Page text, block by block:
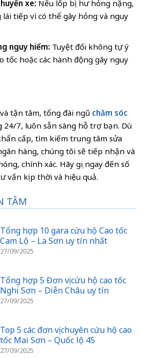
xe: Nếu lốp bị hư hỏng nặng,
tiếp vì có thể gây hỏng và nguy
nguy hiểm: Tuyệt đối không tự ý
tốc hoặc các hành động gây nguy
tận tâm, tổng đài ngũ chăm sóc
24/7, luôn sẵn sàng hỗ trợ bạn. Dù
cấp, tìm kiếm trung tâm sửa
hàng, chúng tôi sẽ tiếp nhận và
chính xác. Hãy gọi ngay đến số
vấn kịp thời và hiệu quả.
TÂM
Tổng hợp 10 gara cứu hộ Cao tốc
Cam Lộ – La Sơn uy tín nhất
27/09/2025
Tổng hợp 5 Đơn vị cứu hộ cao tốc
Nghi Sơn – Diễn Châu uy tín
27/09/2025
Top 5 các đơn vị chuyên cứu hộ cao
tốc Mai Sơn – Quốc lộ 45
27/09/2025